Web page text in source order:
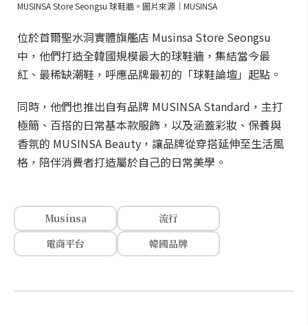
MUSINSA Store Seongsu 球鞋牆。圖片來源｜MUSINSA
位於首爾聖水洞實體旗艦店 Musinsa Store Seongsu
中，他們打造全韓國規模最大的球鞋牆，集結當今最
紅、最稀缺潮鞋，呼應品牌最初的「球鞋論壇」起點。
同時，他們也推出自有品牌 MUSINSA Standard，主打
極簡、百搭的日常基本款服飾，以及涵蓋彩妝、保養與
香氛的 MUSINSA Beauty，讓品牌從穿搭延伸至生活風
格，陪伴消費者打造屬於自己的日常美學。
Musinsa
流行
電商平台
韓國品牌